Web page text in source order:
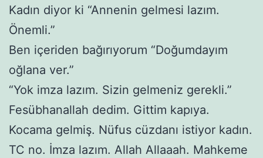
Kadın diyor ki “Annenin gelmesi lazım.
Önemli.”
Ben içeriden bağırıyorum “Doğumdayım
oğlana ver.”
“Yok imza lazım. Sizin gelmeniz gerekli.”
Fesübhanallah dedim. Gittim kapıya.
Kocama gelmiş. Nüfus cüzdanı istiyor kadın.
TC no. İmza lazım. Allah Allaaah. Mahkeme